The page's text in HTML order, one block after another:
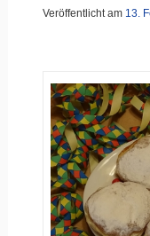
Veröffentlicht am 13.